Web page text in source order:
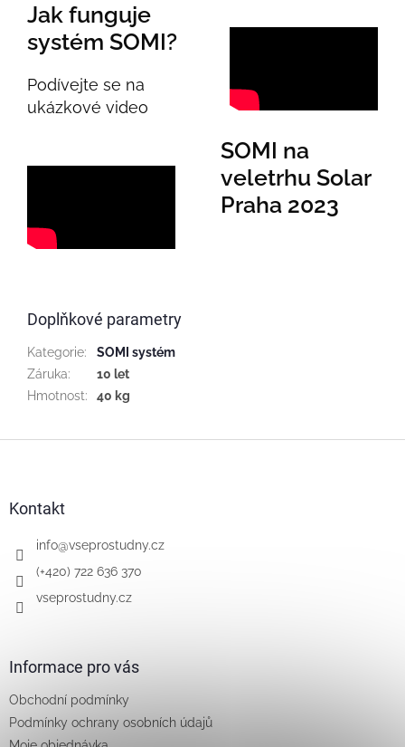
Jak funguje
systém SOMI?
Podívejte se na
ukázkové video
SOMI na
veletrhu Solar
Praha 2023
Doplňkové parametry
Kategorie:
SOMI systém
Záruka:
10 let
Hmotnost: 40 kg
Kontakt
info@vseprostudny.cz
(+420) 722 636 370
vseprostudny.cz
Informace pro vás
Obchodní podmínky
Podmínky ochrany osobních údajů